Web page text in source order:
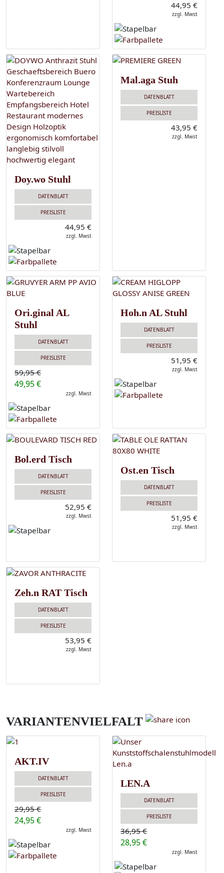
44,95 €
zzgl. Mwst
Doy.wo Stuhl
DATENBLATT
PREISLISTE
44,95 €
zzgl. Mwst
Mal.aga Stuh
DATENBLATT
PREISLISTE
43,95 €
zzgl. Mwst
Ori.ginal AL
Stuhl
DATENBLATT
PREISLISTE
59,95 €
49,95 €
zzgl. Mwst
Hoh.n AL Stuhl
DATENBLATT
PREISLISTE
51,95 €
zzgl. Mwst
Bol.erd Tisch
DATENBLATT
PREISLISTE
52,95 €
zzgl. Mwst
Ost.en Tisch
DATENBLATT
PREISLISTE
51,95 €
zzgl. Mwst
Zeh.n RAT Tisch
DATENBLATT
PREISLISTE
53,95 €
zzgl. Mwst
VARIANTENVIELFALT
AKT.IV
DATENBLATT
PREISLISTE
29,95 €
24,95 €
zzgl. Mwst
LEN.A
DATENBLATT
PREISLISTE
36,95 €
28,95 €
zzgl. Mwst